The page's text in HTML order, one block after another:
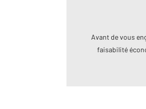
Avant de vous
faisabilité